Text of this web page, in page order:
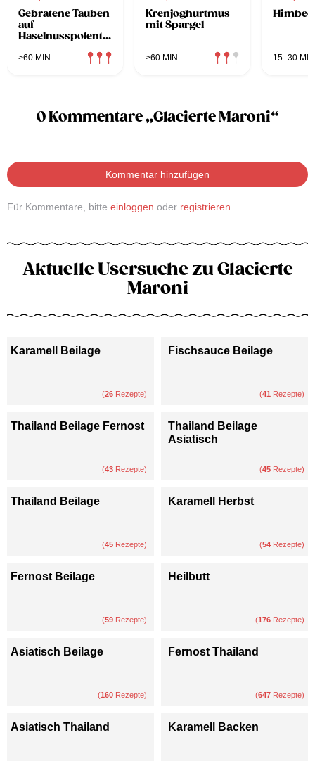
Gebratene Tauben
auf
Haselnusspolenta
Spargelsauté
>60 MIN
Krenjoghurtmus
mit Spargel
>60 MIN 15–30 MIN
0 Kommentare „Glacierte Maroni“
Kommentar hinzufügen
Für Kommentare, bitte einloggen oder registrieren
Aktuelle Usersuche zu Glacierte
Maroni
Karamell Beilage
(26 Rezepte)
Fischsauce Beilage
(41 Rezepte)
Thailand Beilage Fernost
(43 Rezepte)
Thailand Beilage
Asiatisch
(45 Rezepte)
Thailand Beilage
(45 Rezepte)
Karamell Herbst
(54 Rezepte)
Fernost Beilage
(59 Rezepte)
Heilbutt
(176 Rezepte)
Asiatisch Beilage
(160 Rezepte)
Fernost Thailand
(647 Rezepte)
Asiatisch Thailand Karamell Backen